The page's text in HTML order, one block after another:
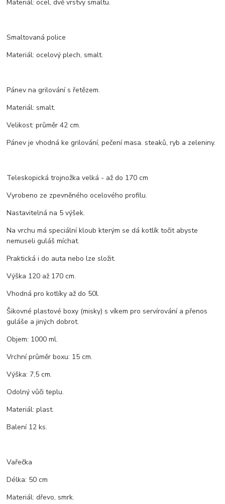
Materiál: ocel, dvě vrstvy smaltu.
Smaltovaná police
Materiál: ocelový plech, smalt.
Pánev na grilování s řetězem.
Materiál: smalt.
Velikost: průměr 42 cm.
Pánev je vhodná ke grilování, pečení masa. steaků, ryb a zeleniny.
Teleskopická trojnožka velká - až do 170 cm
Vyrobeno ze zpevněného ocelového profilu.
Nastavitelná na 5 výšek.
Na vrchu má speciální kloub kterým se dá kotlík točit abyste
nemuseli guláš míchat.
Praktická i do auta nebo lze složit.
Výška 120 až 170 cm.
Vhodná pro kotlíky až do 50l.
Šikovné plastové boxy (misky) s víkem pro servírování a přenos
guláše a jiných dobrot.
Objem: 1000 ml.
Vrchní průměr boxu: 15 cm.
Výška: 7,5 cm.
Odolný vůči teplu.
Materiál: plast.
Balení 12 ks.
Vařečka
Délka: 50 cm
Materiál: dřevo, smrk.